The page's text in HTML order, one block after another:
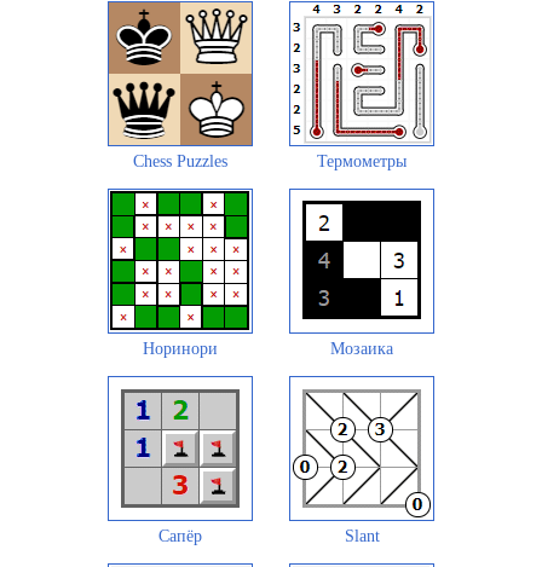
Chess Puzzles Термометры
Норинори Мозаика
Сапёр Slant